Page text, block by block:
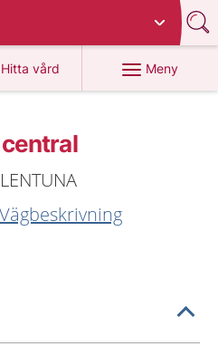
Hitta vård
på 1177.se
Meny
Vägbeskrivning